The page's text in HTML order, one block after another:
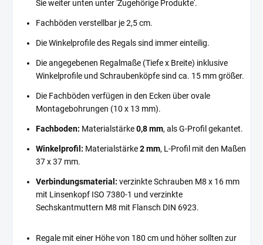
Sie weiter unten unter 'Zugehörige Produkte'.
Fachböden verstellbar je 2,5 cm.
Die Winkelprofile des Regals sind immer einteilig.
Die angegebenen Regalmaße (Tiefe x Breite) inklusive
Winkelprofile und Schraubenköpfe sind ca. 15 mm größer.
Die Fachböden verfügen in den Ecken über ovale
Montagebohrungen (10 x 13 mm).
Fachboden: Materialstärke0,8 mm, als G-Profil gekantet.
Winkelprofil: Materialstärke2 mm, L-Profil mit den Maßen
37 x 37 mm.
Verbindungsmaterial: verzinkte Schrauben M8 x 16 mm
mit Linsenkopf ISO 7380-1 und verzinkte
Sechskantmuttern M8 mit Flansch DIN 6923.
Regale mit einer Höhe von 180 cm und höher sollten zur